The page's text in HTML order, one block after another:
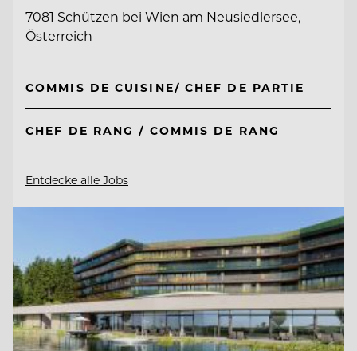
7081 Schützen bei Wien am Neusiedlersee,
Österreich
COMMIS DE CUISINE/ CHEF DE PARTIE
CHEF DE RANG / COMMIS DE RANG
Entdecke alle Jobs